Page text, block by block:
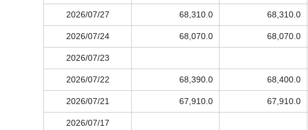
2026/07/27 68,310.0 68,310.0
2026/07/24 68,070.0 68,070.0
2026/07/23
2026/07/22 68,390.0 68,400.0
2026/07/21 67,910.0 67,910.0
2026/07/17